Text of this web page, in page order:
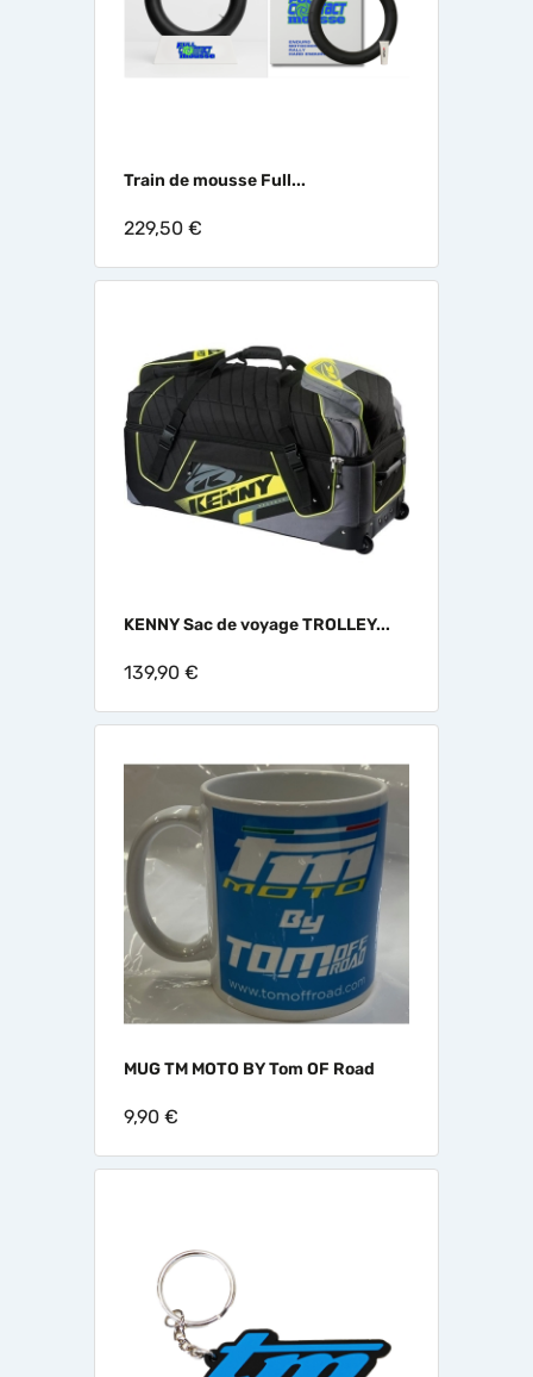
Train de mousse Full...
229,50 €
KENNY Sac de voyage TROLLEY...
139,90 €
MUG TM MOTO BY Tom OF Road
9,90 €